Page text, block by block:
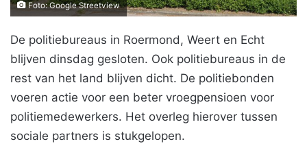
Foto: Google Streetview
De politiebureaus in Roermond, Weert en Echt
blijven dinsdag gesloten. Ook politiebureaus in de
rest van het land blijven dicht. De politiebonden
voeren actie voor een beter vroegpensioen voor
politiemedewerkers. Het overleg hierover tussen
sociale partners is stukgelopen.